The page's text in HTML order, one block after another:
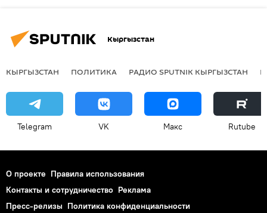
Кыргызстан
КЫРГЫЗСТАН ПОЛИТИКА РАДИО SPUTNIK КЫРГЫЗСТАН
Telegram VK Макс Rutube
О проекте Правила использования
Контакты и сотрудничество Реклама
Пресс-релизы Политика конфиденциальности